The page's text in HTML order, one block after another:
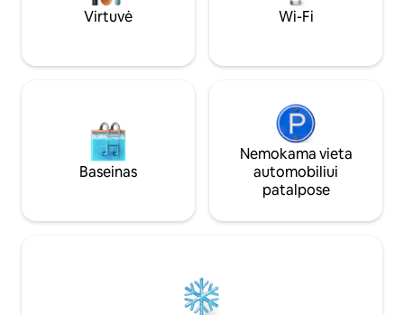
Virtuvė Wi-Fi
Baseinas
Nemokama vieta
automobiliui
patalpose